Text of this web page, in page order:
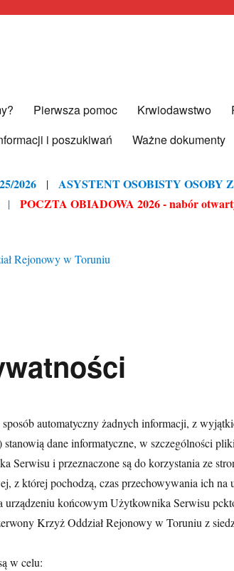
Pierwsza pomoc Krwiodawstwo
i poszukiwań Ważne dokumenty
2026 | ASYSTENT OSOBISTY OSOBY
|POCZTA OBIADOWA 2026 - nabór
automatyczny żadnych informacji, z
dane informatyczne, w szczególności
Serwisu i przeznaczone są do korzystania ze
z której pochodzą, czas przechowywania ich
urządzeniu końcowym Użytkownika Serwisu
Krzyż Oddział Rejonowy w Toruniu z
w celu: